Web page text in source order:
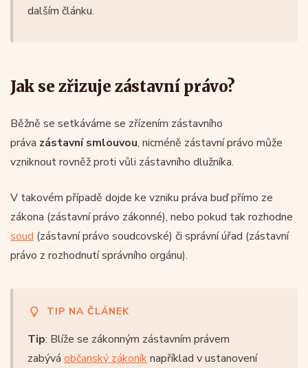
dalším článku.
Jak se zřizuje zástavní právo?
Běžně se setkáváme se zřízením zástavního
práva zástavní smlouvou, nicméně zástavní právo může
vzniknout rovněž proti vůli zástavního dlužníka.
V takovém případě dojde ke vzniku práva buď přímo ze
zákona (zástavní právo zákonné), nebo pokud tak rozhodne
soud (zástavní právo soudcovské) či správní úřad (zástavní
právo z rozhodnutí správního orgánu).
TIP NA ČLÁNEK
Tip: Blíže se zákonným zástavním právem
zabývá občanský zákoníknapříklad v ustanovení